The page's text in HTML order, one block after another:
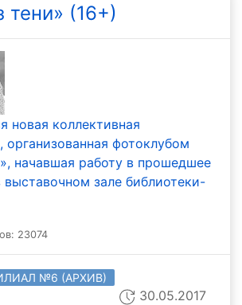
тени» (16+)
новая коллективная
организованная фотоклубом
начавшая работу в прошедшее
выставочном зале библиотеки-
23074
№6 (АРХИВ)
30.05.2017